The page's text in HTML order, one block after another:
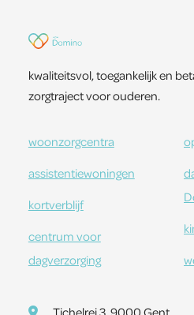
kwaliteitsvol, toegankelijk en
zorgtraject voor ouderen.
woonzorgcentra
assistentiewoningen
kortverblijf
centrum voor
dagverzorging
Tichelrei 3, 9000 Gent